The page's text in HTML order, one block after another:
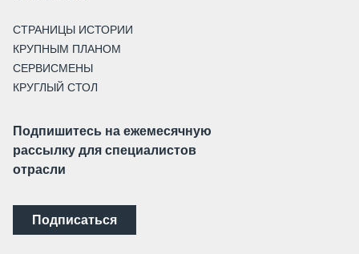
СТРАНИЦЫ ИСТОРИИ
КРУПНЫМ ПЛАНОМ
СЕРВИСМЕНЫ
КРУГЛЫЙ СТОЛ
Подпишитесь на ежемесячную
рассылку для специалистов
отрасли
Подписаться